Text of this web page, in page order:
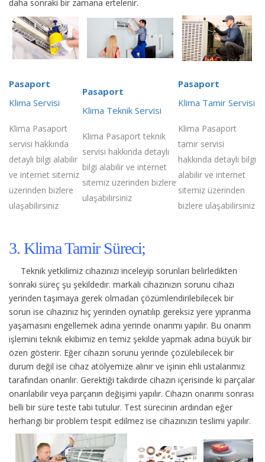
daha sonraki bir zamana ertelenir.
Pasaport
Klima Servisi
Klima Pasaport
servisi hakkında
detaylı bilgi alabilir
ve internet sitemiz
üzerinden bizlere
ulaşabilirsiniz
Pasaport
Klima Teknik Servisi
Klima Pasaport teknik
servisi hakkında detaylı
bilgi alabilir ve internet
sitemiz üzerinden bizlere
ulaşabilirsiniz
Pasaport
Klima Tamir Servisi
Klima Pasaport
tamir servisi
hakkında detaylı bilgi
alabilir ve internet
sitemiz üzerinden
bizlere ulaşabilirsiniz
3. Klima Tamir Süreci;
Teknik yetkilimiz cihazınızı inceleyip sorunları belirledikten
sonraki süreç şu şekildedir. markalı cihazınızın sorunu cihazı
yerinden taşımaya gerek olmadan çözümlendirilebilecek bir
sorun ise cihazınız hiç yerinden oynatılıp gereksiz yere yıpranma
yaşamasını engellemek adına yerinde onarımı yapılır. Bu onarım
işlemini teknik ekibimiz en temiz şekilde yapmak adına büyük bir
özen gösterir. Eğer cihazın sorunu yerinde çözülebilecek bir
durum değil ise cihaz atölyemize alınır ve işinin ehli ustalarımız
tarafından onarılır. Gerektiği takdirde cihazın içerisinde ki parçalar
onarılabilir veya parçanın değişimi yapılır. Cihazın onarımı sonrası
belli bir süre teste tabi tutulur. Test sürecinin ardından eğer
herhangi bir problem tespit edilmez ise cihazınızın teslimi yapılır.